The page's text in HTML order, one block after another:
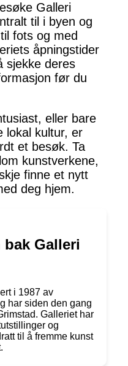
Galleri
til i byen og
fots og med
åpningstider
sjekke deres
før du
eller bare
lokal kultur, er
et besøk. Ta
kunstverkene,
finne et nytt
deg hjem.
Galleri
i 1987 av
har siden den gang
Galleriet har
og
til å fremme kunst